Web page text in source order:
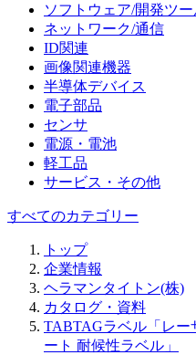
ソフトウェア/開発ツ
ネットワーク/通信
ID関連
画像関連機器
半導体デバイス
電子部品
センサ
電源・電池
軽工品
サービス・その他
すべてのカテゴリー
トップ
企業情報
ヘラマンタイトン(株)
カタログ・資料
TABTAGラベル「レー
ート 耐候性ラベル」